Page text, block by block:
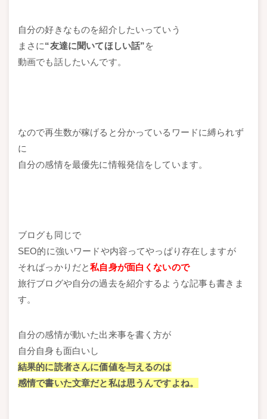
自分の好きなものを紹介したいっていう
まさに“友達に聞いてほしい話”を
動画でも話したいんです。
なので再生数が稼げると分かっているワードに縛られず
に
自分の感情を最優先に情報発信をしています。
ブログも同じで
SEO的に強いワードや内容ってやっぱり存在しますが
そればっかりだと私自身が面白くないので
旅行ブログや自分の過去を紹介するような記事も書きま
す。
自分の感情が動いた出来事を書く方が
自分自身も面白いし
結果的に読者さんに価値を与えるのは
感情で書いた文章だと私は思うんですよね。